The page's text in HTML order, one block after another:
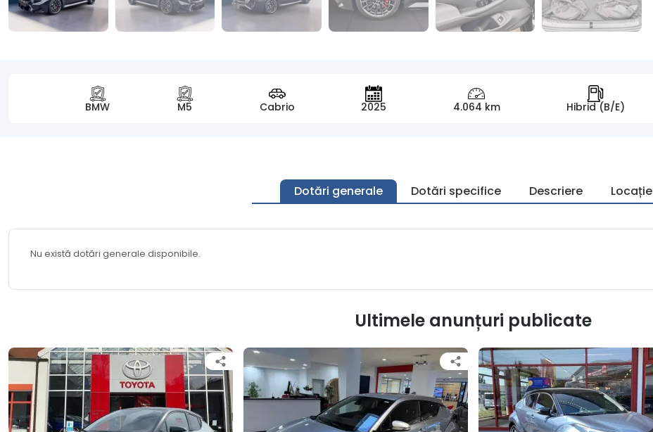
BMW M5 Cabrio 2025 4.064 km Hibrid (B/E)
Dotări generale Dotări specifice Descriere Locație
Nu există dotări generale disponibile.
Ultimele anunțuri publicate